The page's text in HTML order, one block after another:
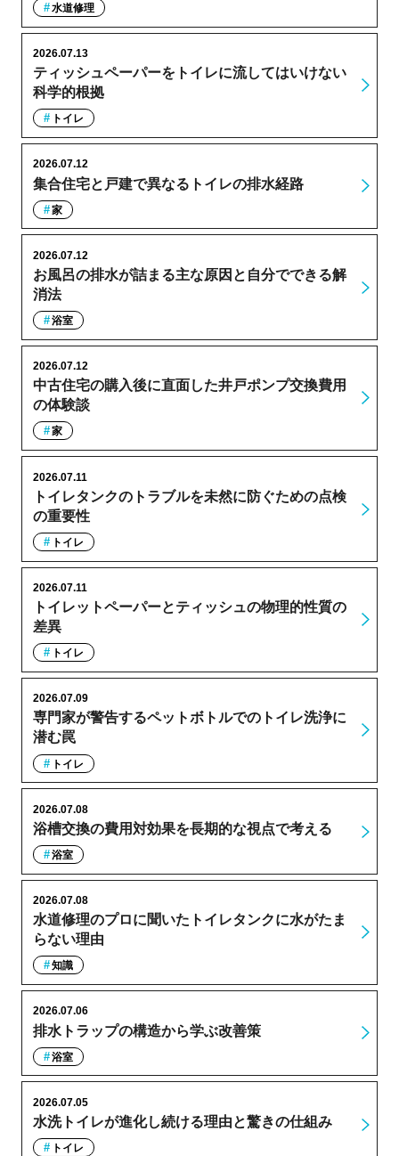
水道修理
ティッシュペーパーをトイレに流してはいけない
科学的根拠
2026.07.13
トイレ
集合住宅と戸建で異なるトイレの排水経路
2026.07.12
家
お風呂の排水が詰まる主な原因と自分でできる解
消法
2026.07.12
浴室
中古住宅の購入後に直面した井戸ポンプ交換費用
の体験談
2026.07.12
家
トイレタンクのトラブルを未然に防ぐための点検
の重要性
2026.07.11
トイレ
トイレットペーパーとティッシュの物理的性質の
差異
2026.07.11
トイレ
専門家が警告するペットボトルでのトイレ洗浄に
潜む罠
2026.07.09
トイレ
浴槽交換の費用対効果を長期的な視点で考える
2026.07.08
浴室
水道修理のプロに聞いたトイレタンクに水がたま
らない理由
2026.07.08
知識
排水トラップの構造から学ぶ改善策
2026.07.06
浴室
水洗トイレが進化し続ける理由と驚きの仕組み
2026.07.05
トイレ